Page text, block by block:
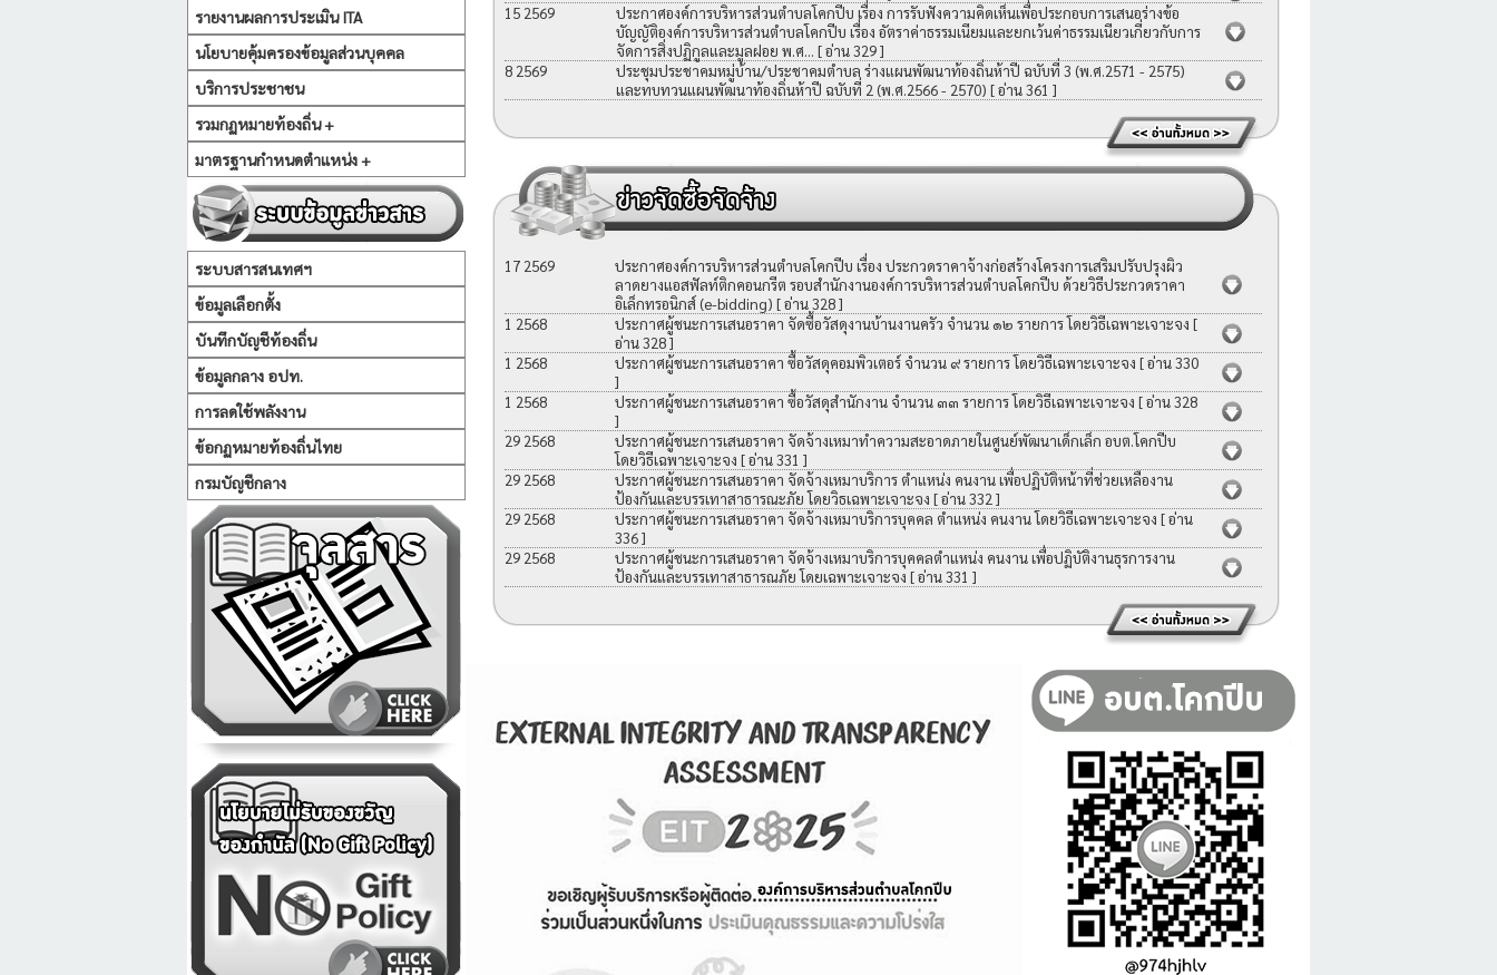
รายงานผลการประเมิน ITA
นโยบายคุ้มครองข้อมูลส่วนบุคคล
บริการประชาชน
รวมกฏหมายท้องถิ่น +
มาตรฐานกำหนดตำแหน่ง +
ระบบสารสนเทศฯ
ข้อมูลเลือกตั้ง
บันทึกบัญชีท้องถิ่น
ข้อมูลกลาง อปท.
การลดใช้พลังงาน
ข้อกฏหมายท้องถิ่นไทย
กรมบัญชีกลาง
15 2569
ประกาศองค์การบริหารส่วนตำบลโคกปีบ เรื่อง การรับฟังความคิดเห็นเพื่อประกอบการเสนอร่างข้อ
บัญญัติองค์การบริหารส่วนตำบลโคกปีบ เรื่อง อัตราค่าธรรมเนียมและยกเว้นค่าธรรมเนียวเกี่ยวกับการ
จัดการสิ่งปฏิกูลและมูลฝอย พ.ศ... [ อ่าน 329 ]
8 2569
ประชุมประชาคมหมู่บ้าน/ประชาคมตำบล ร่างแผนพัฒนาท้องถิ่นห้าปี ฉบับที่ 3 (พ.ศ.2571 - 2575)
และทบทวนแผนพัฒนาท้องถิ่นห้าปี ฉบับที่ 2 (พ.ศ.2566 - 2570) [ อ่าน 361 ]
17 2569
ประกาศองค์การบริหารส่วนตำบลโคกปีบ เรื่อง ประกวดราคาจ้างก่อสร้างโครงการเสริมปรับปรุงผิว
ลาดยางแอสฟัลท์ติกคอนกรีต รอบสำนักงานองค์การบริหารส่วนตำบลโคกปีบ ด้วยวิธีประกวดราคา
อิเล็กทรอนิกส์ (e-bidding) [ อ่าน 328 ]
1 2568
ประกาศผู้ชนะการเสนอราคา จัดซื้อวัสดุงานบ้านงานครัว จำนวน ๑๒ รายการ โดยวิธีเฉพาะเจาะจง [
อ่าน 328 ]
1 2568
ประกาศผู้ชนะการเสนอราคา ซื้อวัสดุคอมพิวเตอร์ จำนวน ๙ รายการ โดยวิธีเฉพาะเจาะจง [ อ่าน 330
]
1 2568
ประกาศผู้ชนะการเสนอราคา ซื้อวัสดุสำนักงาน จำนวน ๓๓ รายการ โดยวิธีเฉพาะเจาะจง [ อ่าน 328
]
29 2568
ประกาศผู้ชนะการเสนอราคา จัดจ้างเหมาทำความสะอาดภายในศูนย์พัฒนาเด็กเล็ก อบต.โคกปีบ
โดยวิธีเฉพาะเจาะจง [ อ่าน 331 ]
29 2568
ประกาศผู้ชนะการเสนอราคา จัดจ้างเหมาบริการ ตำแหน่ง คนงาน เพื่อปฏิบัติหน้าที่ช่วยเหลืองาน
ป้องกันและบรรเทาสาธารณะภัย โดยวิธเฉพาะเจาะจง [ อ่าน 332 ]
29 2568
ประกาศผู้ชนะการเสนอราคา จัดจ้างเหมาบริการบุคคล ตำแหน่ง คนงาน โดยวิธีเฉพาะเจาะจง [ อ่าน
336 ]
29 2568
ประกาศผู้ชนะการเสนอราคา จัดจ้างเหมาบริการบุคคลตำแหน่ง คนงาน เพื่อปฏิบัติงานธุรการงาน
ป้องกันและบรรเทาสาธารณภัย โดยเฉพาะเจาะจง [ อ่าน 331 ]